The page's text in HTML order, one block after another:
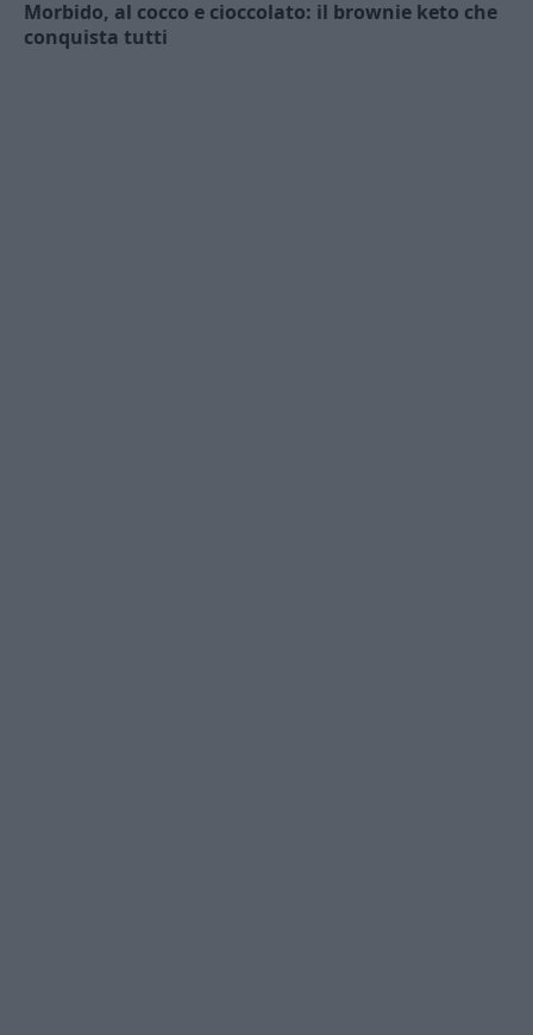
Morbido, al cocco e cioccolato: il brownie keto che
conquista tutti